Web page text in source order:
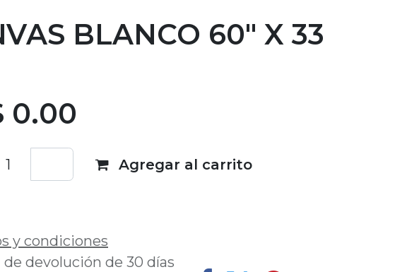
BLANCO 60" X 33
0.00
Agregar al carrito
y condiciones
de devolución de 30 días